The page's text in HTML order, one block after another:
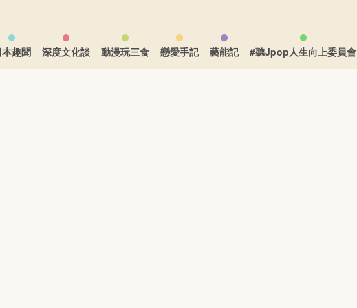
趣聞
深度文化談 動漫玩三食 戀愛手記 藝能記 #聽Jpop人生向上委員會